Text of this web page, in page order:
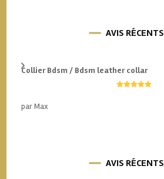
AVIS RÉCENTS
Collier Bdsm / Bdsm leather collar
par Max
AVIS RÉCENTS